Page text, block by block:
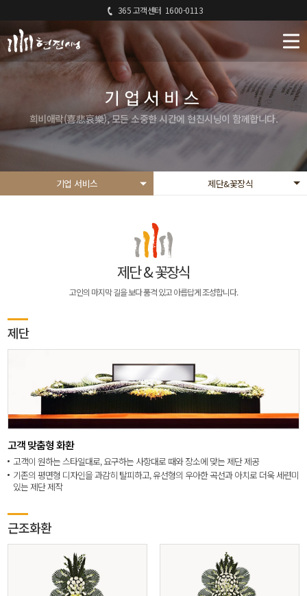
365 고객센터 1600-0113
기업서비스
희비애락(喜悲哀樂), 모든 소중한 시간에 현진시닝이 함께합니다.
기업 서비스 제단&꽃장식
제단 & 꽃장식
고인의 마지막 길을 보다 품격 있고 아릅답게 조성합니다.
제단
고객 맞춤형 화환
고객이 원하는 스타일대로, 요구하는 사항대로 때와 장소에 맞는 제단 제공
기존의 평면형 디자인을 과감히 탈피하고, 유선형의 우아한 곡선과 아치로 더욱 세련미
있는 제단 제작
근조화환